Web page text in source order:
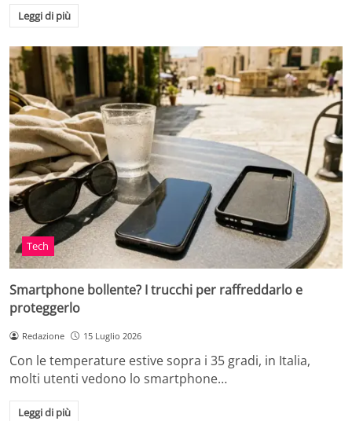
Leggi di più
Tech
Smartphone bollente? I trucchi per raffreddarlo e
proteggerlo
Redazione 15 Luglio 2026
Con le temperature estive sopra i 35 gradi, in Italia,
molti utenti vedono lo smartphone…
Leggi di più